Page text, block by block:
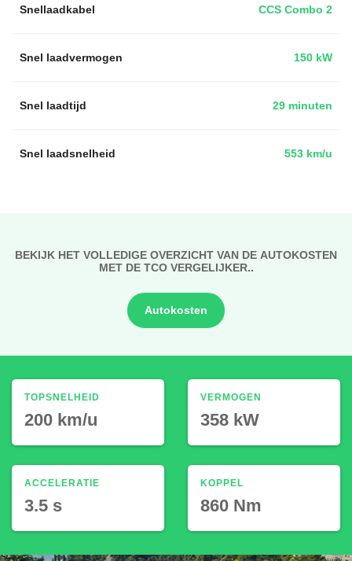
Snellaadkabel CCS Combo 2
Snel laadvermogen 150 kW
Snel laadtijd 29 minuten
Snel laadsnelheid 553 km/u
BEKIJK HET VOLLEDIGE OVERZICHT VAN DE AUTOKOSTEN
MET DE TCO VERGELIJKER..
Autokosten
TOPSNELHEID
200 km/u
ACCELERATIE
3.5 s
VERMOGEN
358 kW
KOPPEL
860 Nm